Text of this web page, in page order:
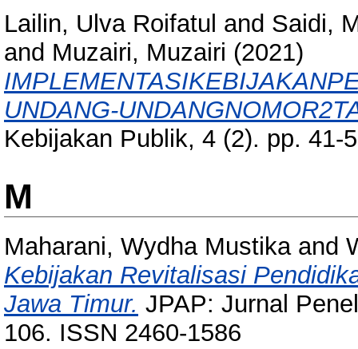
Lailin, Ulva Roifatul and Saidi,
and Muzairi, Muzairi (2021)
UNDANG-
Kebijakan Publik, 4 (2). pp. 41-
M
Maharani, Wydha Mustikaand
Kebijakan Revitalisasi
Jawa Timur. JPAP: Jurnal
106. ISSN 2460-1586